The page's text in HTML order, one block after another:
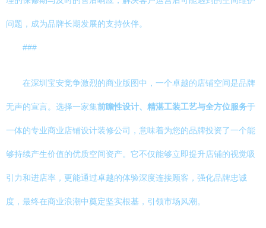
问题，成为品牌长期发展的支持伙伴。
###
在深圳宝安竞争激烈的商业版图中，一个卓越的店铺空间是品牌
无声的宣言。选择一家集前瞻性设计、精湛工装工艺与全方位服务于
一体的专业商业店铺设计装修公司，意味着为您的品牌投资了一个能
够持续产生价值的优质空间资产。它不仅能够立即提升店铺的视觉吸
引力和进店率，更能通过卓越的体验深度连接顾客，强化品牌忠诚
度，最终在商业浪潮中奠定坚实根基，引领市场风潮。